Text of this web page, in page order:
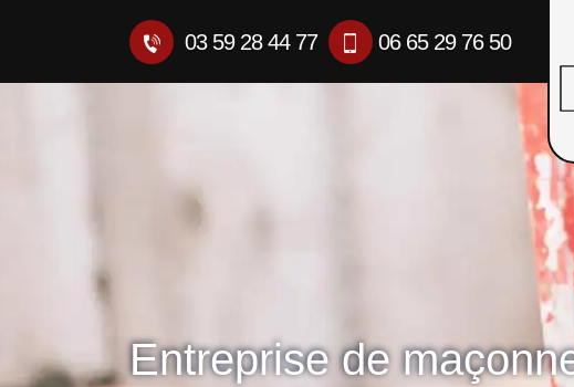
03 59 28 44 77 06 65 29 76 50
Entreprise de